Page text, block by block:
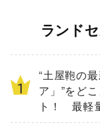
ランド
“土屋鞄の
ア」”をど
ト！ 最軽
年度入学モ